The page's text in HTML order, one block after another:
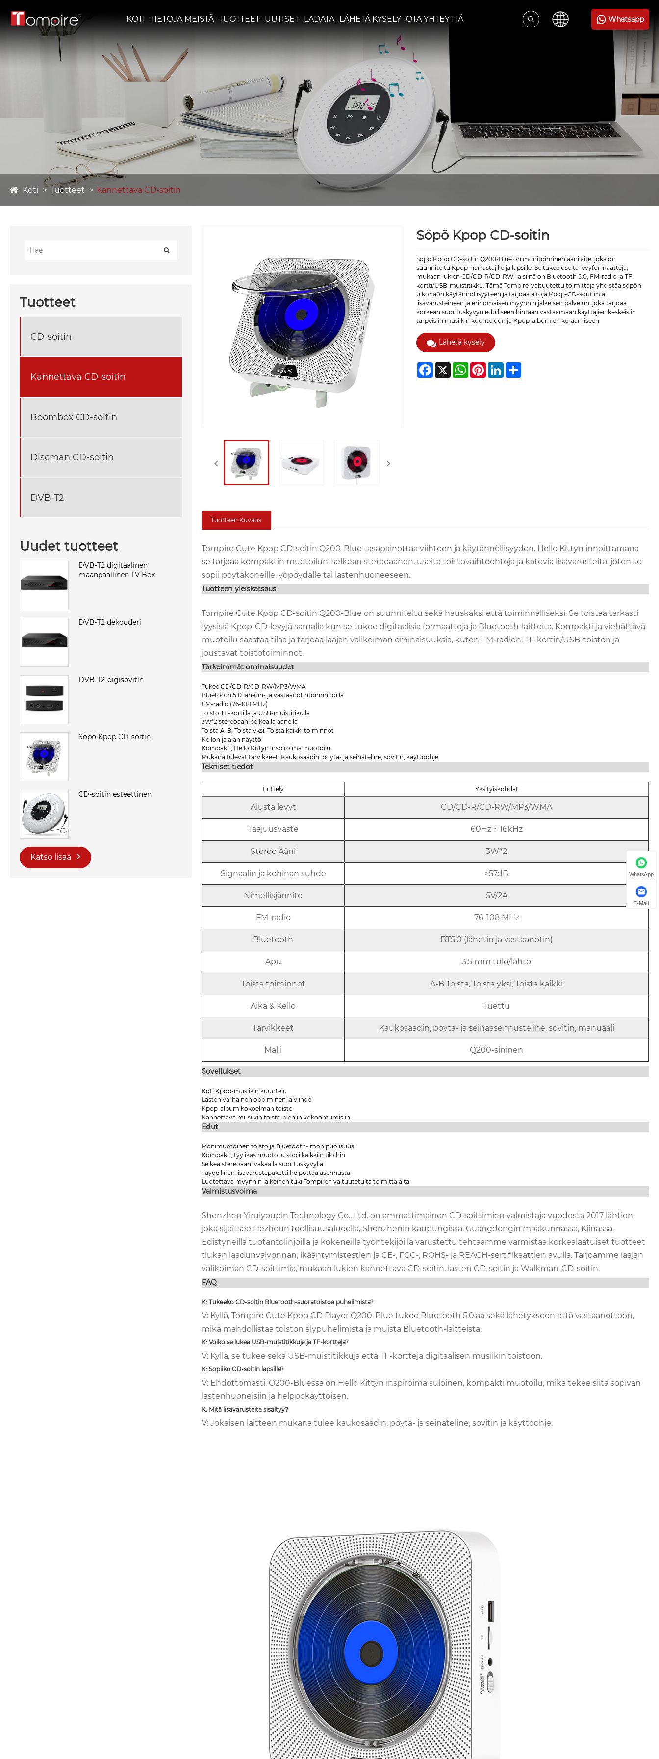
KOTI TIETOJA MEISTÄ TUOTTEET UUTISET LADATA LÄHETÄ KYSELY OTA YHTEYTTÄ Whatsapp
Koti Tuotteet Kannettava CD-soitin
Tuotteet
CD-soitin
Kannettava CD-soitin
Boombox CD-soitin
Discman CD-soitin
DVB-T2
Uudet tuotteet
DVB-T2 digitaalinen
maanpäällinen TV Box
DVB-T2 dekooderi
DVB-T2-digisovitin
Söpö Kpop CD-soitin
CD-soitin esteettinen
Katso lisää
Söpö Kpop CD-soitin
Söpö Kpop CD-soitin Q200-Blue on monitoiminen äänilaite, joka on
suunniteltu Kpop-harrastajille ja lapsille. Se tukee useita levyformaatteja,
mukaan lukien CD/CD-R/CD-RW, ja siinä on Bluetooth 5.0, FM-radio ja TF-
kortti/USB-muistitikku. Tämä Tompire-valtuutettu toimittaja yhdistää söpön
ulkonäön käytännöllisyyteen ja tarjoaa aitoja Kpop-CD-soittimia
lisävarusteineen ja erinomaisen myynnin jälkeisen palvelun, joka tarjoaa
korkean suorituskyvyn edulliseen hintaan vastaamaan käyttäjien keskeisiin
tarpeisiin musiikin kuunteluun ja Kpop-albumien keräämiseen.
Lähetä kysely
Facebook
X WhatsAppPinterestLinkedIn
Tuotteen Kuvaus
Tompire Cute Kpop CD-soitin Q200-Blue tasapainottaa viihteen ja käytännöllisyyden. Hello Kittyn innoittamana
se tarjoaa kompaktin muotoilun, selkeän stereoäänen, useita toistovaihtoehtoja ja käteviä lisävarusteita, joten se
sopii pöytäkoneille, yöpöydälle tai lastenhuoneeseen.
Tuotteen yleiskatsaus
Tompire Cute Kpop CD-soitin Q200-Blue on suunniteltu sekä hauskaksi että toiminnalliseksi. Se toistaa tarkasti
fyysisiä Kpop-CD-levyjä samalla kun se tukee digitaalisia formaatteja ja Bluetooth-laitteita. Kompakti ja viehättävä
muotoilu säästää tilaa ja tarjoaa laajan valikoiman ominaisuuksia, kuten FM-radion, TF-kortin/USB-toiston ja
joustavat toistotoiminnot.
Tärkeimmät ominaisuudet
Tukee CD/CD-R/CD-RW/MP3/WMA
Bluetooth 5.0 lähetin- ja vastaanotintoiminnoilla
FM-radio (76-108 MHz)
Toisto TF-kortilla ja USB-muistitikulla
3W*2 stereoääni selkeällä äänellä
Toista A-B, Toista yksi, Toista kaikki toiminnot
Kellon ja ajan näyttö
Kompakti, Hello Kittyn inspiroima muotoilu
Mukana tulevat tarvikkeet: Kaukosäädin, pöytä- ja seinäteline, sovitin, käyttöohje
Tekniset tiedot
Erittely Yksityiskohdat
Alusta levyt CD/CD-R/CD-RW/MP3/WMA
Taajuusvaste 60Hz ~ 16kHz
Stereo Ääni 3W*2
Signaalin ja kohinan suhde >57dB
Nimellisjännite 5V/2A
FM-radio 76-108 MHz
Bluetooth BT5.0 (lähetin ja vastaanotin)
Apu 3,5 mm tulo/lähtö
Toista toiminnot A-B Toista, Toista yksi, Toista kaikki
Aika & Kello Tuettu
Tarvikkeet Kaukosäädin, pöytä- ja seinäasennusteline, sovitin, manuaali
Malli Q200-sininen
Sovellukset
Koti Kpop-musiikin kuuntelu
Lasten varhainen oppiminen ja viihde
Kpop-albumikokoelman toisto
Kannettava musiikin toisto pieniin kokoontumisiin
Edut
Monimuotoinen toisto ja Bluetooth- monipuolisuus
Kompakti, tyylikäs muotoilu sopii kaikkiin tiloihin
Selkeä stereoääni vakaalla suorituskyvyllä
Täydellinen lisävarustepaketti helpottaa asennusta
Luotettava myynnin jälkeinen tuki Tompiren valtuutetulta toimittajalta
Valmistusvoima
Shenzhen Yiruiyoupin Technology Co., Ltd. on ammattimainen CD-soittimien valmistaja vuodesta 2017 lähtien,
joka sijaitsee Hezhoun teollisuusalueella, Shenzhenin kaupungissa, Guangdongin maakunnassa, Kiinassa.
Edistyneillä tuotantolinjoilla ja kokeneilla työntekijöillä varustettu tehtaamme varmistaa korkealaatuiset tuotteet
tiukan laadunvalvonnan, ikääntymistestien ja CE-, FCC-, ROHS- ja REACH-sertifikaattien avulla. Tarjoamme laajan
valikoiman CD-soittimia, mukaan lukien kannettava CD-soitin, lasten CD-soitin ja Walkman-CD-soitin.
FAQ
K: Tukeeko CD-soitin Bluetooth-suoratoistoa puhelimista?
V: Kyllä, Tompire Cute Kpop CD Player Q200-Blue tukee Bluetooth 5.0:aa sekä lähetykseen että vastaanottoon,
mikä mahdollistaa toiston älypuhelimista ja muista Bluetooth-laitteista.
K: Voiko se lukea USB-muistitikkuja ja TF-kortteja?
V: Kyllä, se tukee sekä USB-muistitikkuja että TF-kortteja digitaalisen musiikin toistoon.
K: Sopiiko CD-soitin lapsille?
V: Ehdottomasti. Q200-Bluessa on Hello Kittyn inspiroima suloinen, kompakti muotoilu, mikä tekee siitä sopivan
lastenhuoneisiin ja helppokäyttöisen.
K: Mitä lisävarusteita sisältyy?
V: Jokaisen laitteen mukana tulee kaukosäädin, pöytä- ja seinäteline, sovitin ja käyttöohje.
WhatsApp
E-Mail